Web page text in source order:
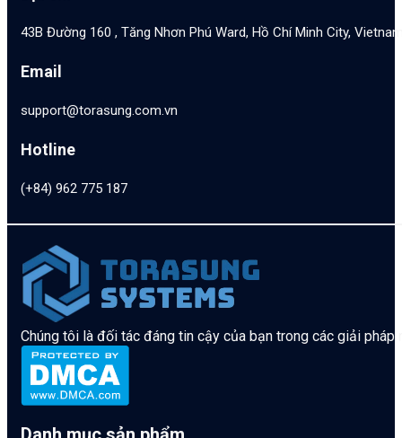
43B Đường 160 , Tăng Nhơn Phú Ward, Hồ Chí Minh City,
Email
support@torasung.com.vn
Hotline
(+84) 962 775 187
Chúng tôi là đối tác đáng tin cậy của bạn trong các giải pháp